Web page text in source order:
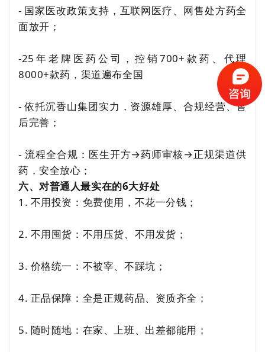
- 国家医改政策支持，互联网医疗、网售处方药全
面放开；
-25年老牌医药公司，控销700+款药、代理
8000+款药，渠道遍布全国
- 依托沉香山集团实力，资源雄厚、合规经营、售
后完善；
- 流程全合规：医生开方→药师审核→正规渠道供
药，安全放心；
六、对普通人最实在的6大好处
1. 不用投资：免费使用，不花一分钱；
2. 不用囤货：不用压货、不用发货；
3. 价格统一：不被宰、不踩坑；
4. 正品保障：全是正规药品、资质齐全；
5. 随时随地：在家、上班、出差都能用；